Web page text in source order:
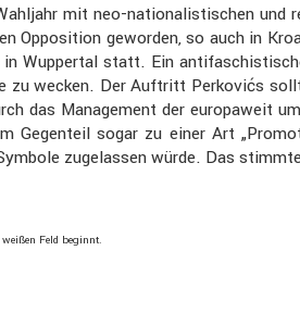
mit neo-natio­na­lis­ti­schen
Opposi­tion geworden, so auch in
Wuppertal statt. Ein
wecken. Der Auftritt Perko­vićs
das Manage­ment der europa­weit
sogar zu einer Art
zugelassen würde. Das
Feld beginnt.